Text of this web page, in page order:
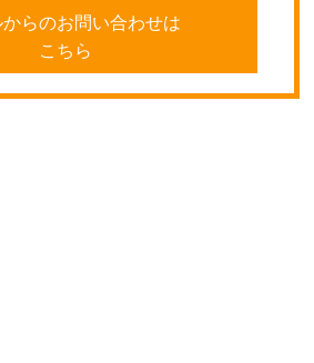
からのお問い合わせは
こちら